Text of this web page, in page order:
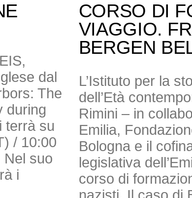
dal
The
during
terrà su
/ 10:00
Nel suo
i
CORSO DI
VIAGGIO.
BERGEN
L’Istituto per la
dell’Età
Rimini – in
Emilia,
Bologna e il
legislativa
corso di